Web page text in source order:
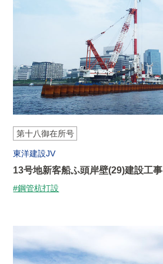
第十八御在所号
東洋建設JV
13号地新客船ふ頭岸壁(29)建設工事
#鋼管杭打設